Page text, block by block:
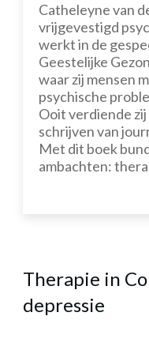
Catheleyne van
vrijgevestigd
werkt in de
Geestelijke
waar zij mensen
psychische
Ooit verdiende
schrijven van
Met dit boek
ambachten:
Therapie in
depressie